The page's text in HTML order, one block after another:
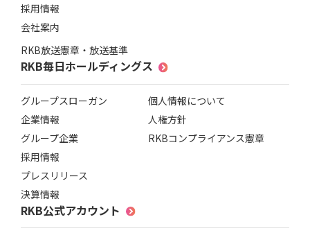
採用情報
会社案内
RKB放送憲章・放送基準
RKB毎日ホールディングス
グループスローガン
企業情報
グループ企業
採用情報
プレスリリース
決算情報
個人情報について
人権方針
RKBコンプライアンス憲章
RKB公式アカウント